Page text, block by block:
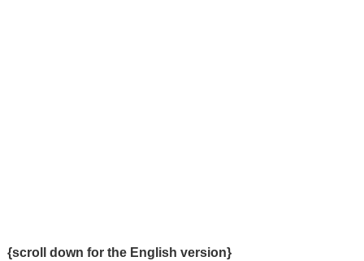
{scroll down for the English version}